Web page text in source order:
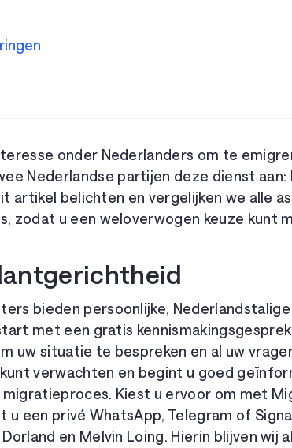
onder Nederlanders om te
Nederlandse partijen deze dienst
artikel belichten en vergelijken we alle
zodat u een weloverwogen keuze kunt
bieden persoonlijke,
met een gratis
uw situatie te bespreken en al uw
verwachten en begint u goed
Kiest u ervoor om met
u een privé WhatsApp, Telegram of
en Melvin Loing. Hierin blijven wij